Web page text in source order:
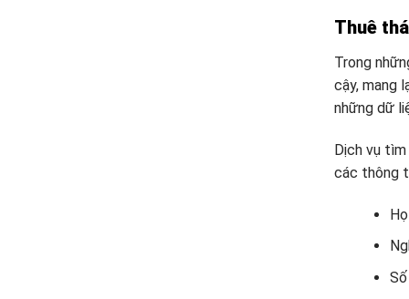
Thuê
Trong
cậy, mang
những dữ
Dịch vụ
các thông